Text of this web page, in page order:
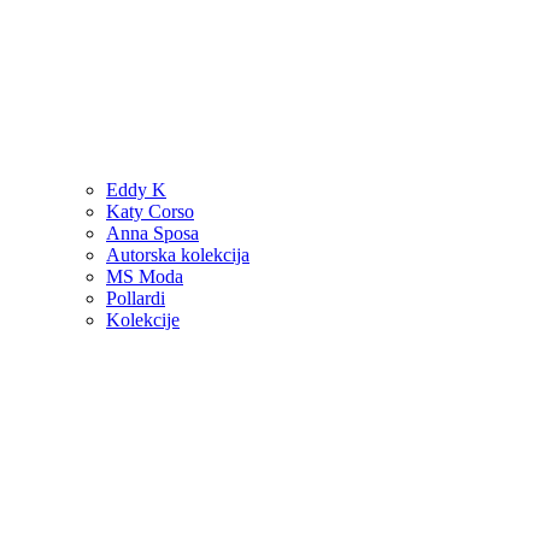
Eddy K
Katy Corso
Anna Sposa
Autorska kolekcija
MS Moda
Pollardi
Kolekcije